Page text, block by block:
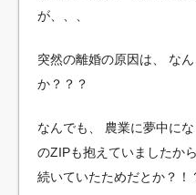
が、、、
突然の離婚の原因は、
な
か？？？
なんでも、 農業に夢中に
のZIPも抱えていましたから
続いていたためだとか？！